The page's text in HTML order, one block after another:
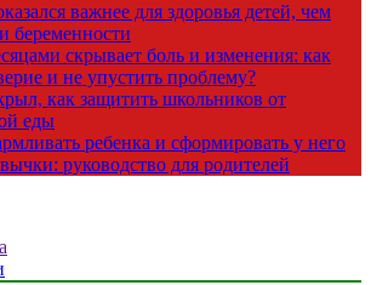
важнее для здоровья детей, чем
беременности
скрывает боль и изменения: как
и не упустить проблему?
как защитить школьников от
еды
ребенка и сформировать у него
руководство для родителей